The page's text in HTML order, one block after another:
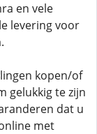
en vele
levering voor
kopen/of
gelukkig te zijn
dat u
met